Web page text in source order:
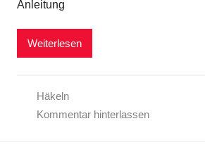
Anleitung
Weiterlesen
Häkeln
Kommentar hinterlassen